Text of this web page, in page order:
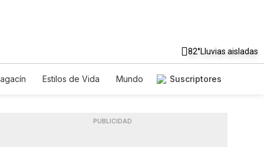
82°Lluvias aisladas
Estilos de Vida
Mundo
Suscriptores
PUBLICIDAD